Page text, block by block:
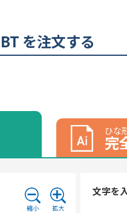
を注文する
ひな
完
縮小 拡大
文字を